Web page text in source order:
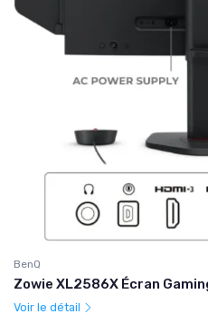
BenQ
Zowie XL2586X Écran
Voir le détail